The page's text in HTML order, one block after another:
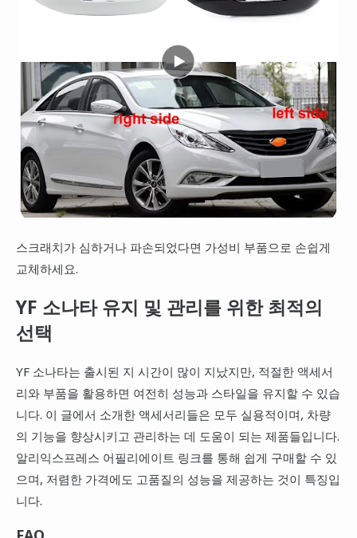
스크래치가 심하거나 파손되었다면 가성비 부품으로 손쉽게
교체하세요.
YF 소나타 유지 및 관리를 위한 최적의
선택
YF 소나타는 출시된 지 시간이 많이 지났지만, 적절한 액세서
리와 부품을 활용하면 여전히 성능과 스타일을 유지할 수 있습
니다. 이 글에서 소개한 액세서리들은 모두 실용적이며, 차량
의 기능을 향상시키고 관리하는 데 도움이 되는 제품들입니다.
알리익스프레스 어필리에이트 링크를 통해 쉽게 구매할 수 있
으며, 저렴한 가격에도 고품질의 성능을 제공하는 것이 특징입
니다.